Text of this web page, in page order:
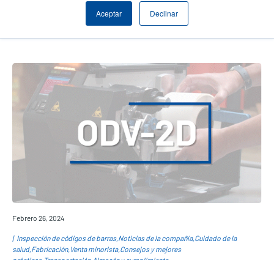
Aceptar Declinar
Inspección inteligente de códigos
de barras: Tecnología ODV 2D
Febrero 26, 2024
Inspección de códigos de barras Noticias de la compañía Cuidado de la
salud Fabricación Venta minorista Consejos y mejores